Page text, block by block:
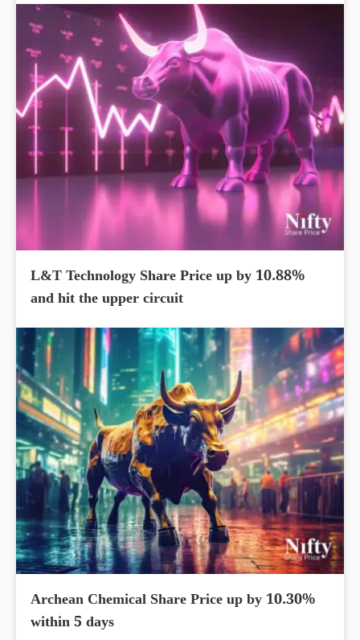
L&T Technology Share Price up by 10.88%
and hit the upper circuit
Archean Chemical Share Price up by 10.30%
within 5 days